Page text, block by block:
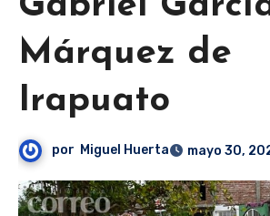
Márquez de
Irapuato
por Miguel Huerta mayo 30,